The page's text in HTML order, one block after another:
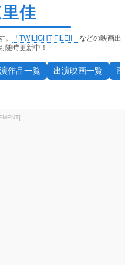
佳
。 「TWILIGHT FILEII」 などの映画出
随時更新中！
作品一覧 出演映画一覧